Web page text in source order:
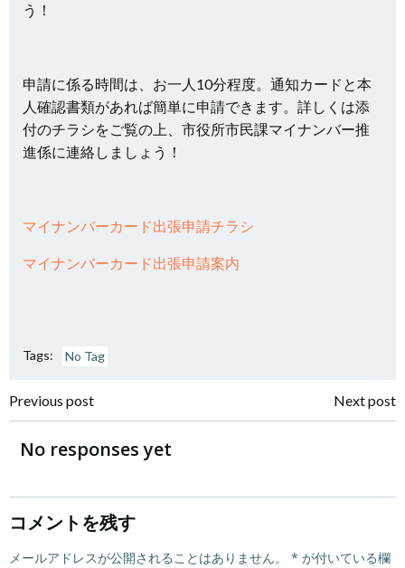
う！
申請に係る時間は、お一人10分程度。通知カードと本
人確認書類があれば簡単に申請できます。詳しくは添
付のチラシをご覧の上、市役所市民課マイナンバー推
進係に連絡しましょう！
マイナンバーカード出張申請チラシ
マイナンバーカード出張申請案内
Tags: No Tag
投
稿
ナ
ビ
Previous post
ナ
Next post
No responses yet
コメントを残す
メールアドレスが公開されることはありません。 * が付いている欄